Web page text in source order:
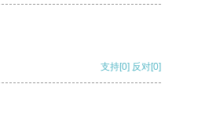
支持[0] 反对[0]